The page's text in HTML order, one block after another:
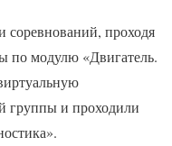
соревнований, проходя
по модулю «Двигатель.
группы и проходили